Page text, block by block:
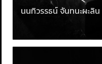
นนทิวรรธน์ จันทนะผะลิน